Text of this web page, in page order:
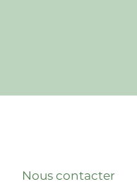
Nous contacter